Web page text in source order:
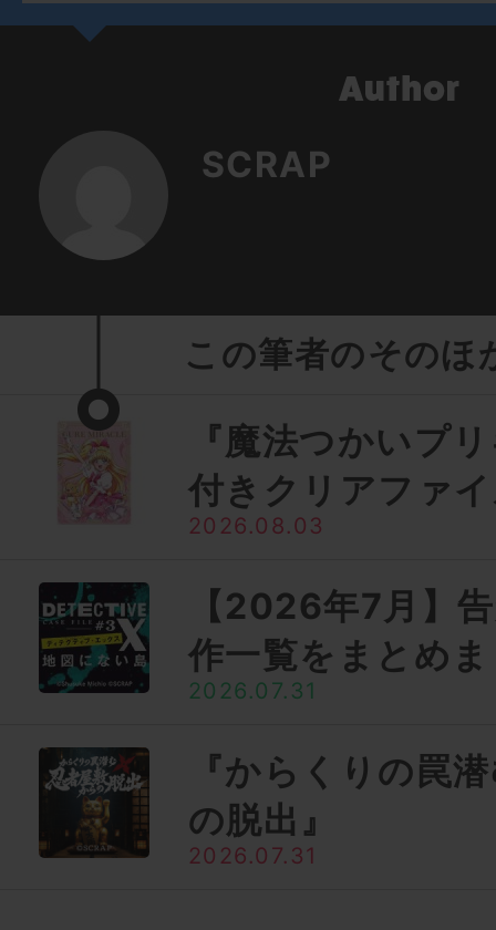
SCRAP
この筆者のそのほ
『魔法つかいプ
付きクリアファ
2026.08.03
【2026年7月】
作一覧をまとめ
2026.07.31
『からくりの罠
の脱出』
2026.07.31